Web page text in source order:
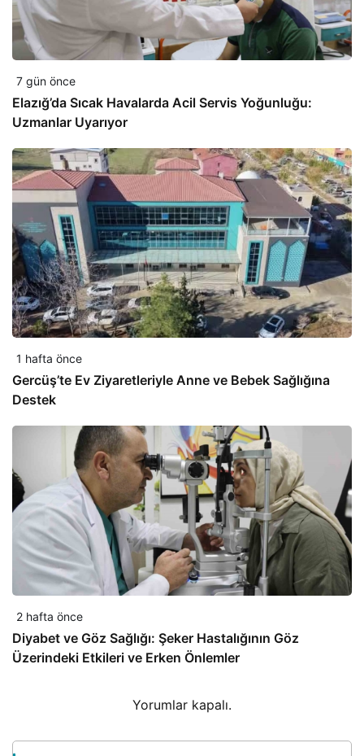
7 gün önce
Elazığ’da Sıcak Havalarda Acil Servis Yoğunluğu:
Uzmanlar Uyarıyor
1 hafta önce
Gercüş’te Ev Ziyaretleriyle Anne ve Bebek Sağlığına
Destek
2 hafta önce
Diyabet ve Göz Sağlığı: Şeker Hastalığının Göz
Üzerindeki Etkileri ve Erken Önlemler
Yorumlar kapalı.